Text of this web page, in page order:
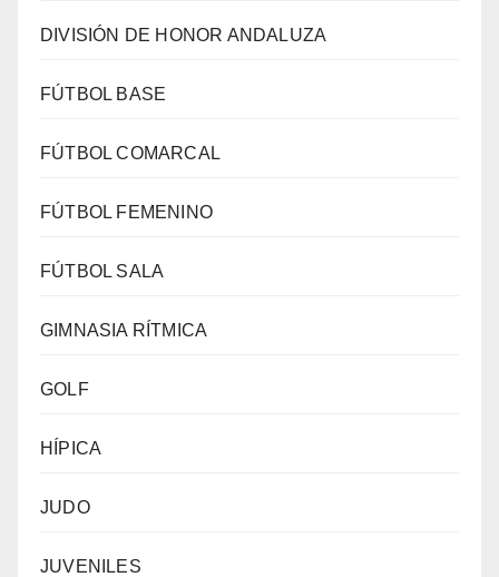
DIVISIÓN DE HONOR ANDALUZA
FÚTBOL BASE
FÚTBOL COMARCAL
FÚTBOL FEMENINO
FÚTBOL SALA
GIMNASIA RÍTMICA
GOLF
HÍPICA
JUDO
JUVENILES